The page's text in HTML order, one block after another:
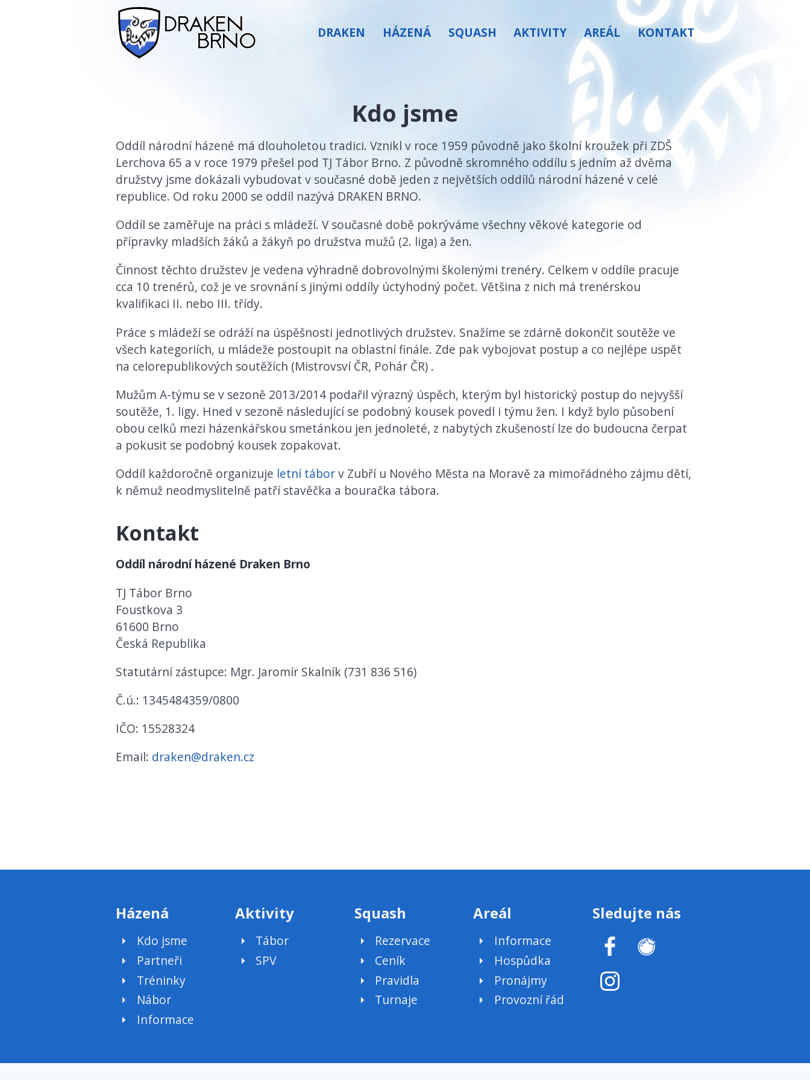
DRAKEN HÁZENÁ SQUASH AKTIVITY AREÁL KONTAKT
Kdo jsme
Oddíl národní házené má dlouholetou tradici. Vznikl v roce 1959 původně jako školní kroužek při ZDŠ
Lerchova 65 a v roce 1979 přešel pod TJ Tábor Brno. Z původně skromného oddílu s jedním až dvěma
družstvy jsme dokázali vybudovat v současné době jeden z největších oddílů národní házené v celé
republice. Od roku 2000 se oddíl nazývá DRAKEN BRNO.
Oddíl se zaměřuje na práci s mládeží. V současné době pokrýváme všechny věkové kategorie od
přípravky mladších žáků a žákyň po družstva mužů (2. liga) a žen.
Činnost těchto družstev je vedena výhradně dobrovolnými školenými trenéry. Celkem v oddíle pracuje
cca 10 trenérů, což je ve srovnání s jinými oddíly úctyhodný počet. Většina z nich má trenérskou
kvalifikaci II. nebo III. třídy.
Práce s mládeží se odráží na úspěšnosti jednotlivých družstev. Snažíme se zdárně dokončit soutěže ve
všech kategoriích, u mládeže postoupit na oblastní finále. Zde pak vybojovat postup a co nejlépe uspět
na celorepublikových soutěžích (Mistrovsví ČR, Pohár ČR) .
Mužům A-týmu se v sezoně 2013/2014 podařil výrazný úspěch, kterým byl historický postup do nejvyšší
soutěže, 1. ligy. Hned v sezoně následující se podobný kousek povedl i týmu žen. I když bylo působení
obou celků mezi házenkářskou smetánkou jen jednoleté, z nabytých zkušeností lze do budoucna čerpat
a pokusit se podobný kousek zopakovat.
Oddíl každoročně organizuje letní táborv Zubří u Nového Města na Moravě za mimořádného zájmu dětí,
k němuž neodmyslitelně patří stavěčka a bouračka tábora.
Kontakt
Oddíl národní házené Draken Brno
TJ Tábor Brno
Foustkova 3
61600 Brno
Česká Republika
Statutární zástupce: Mgr. Jaromír Skalník (731 836 516)
Č.ú.: 1345484359/0800
IČO: 15528324
Email: draken@draken.cz
Házená
Kdo jsme
Partneři
Tréninky
Nábor
Informace
Aktivity
Tábor
SPV
Squash
Rezervace
Ceník
Pravidla
Turnaje
Areál
Informace
Hospůdka
Pronájmy
Provozní řád
Sledujte nás